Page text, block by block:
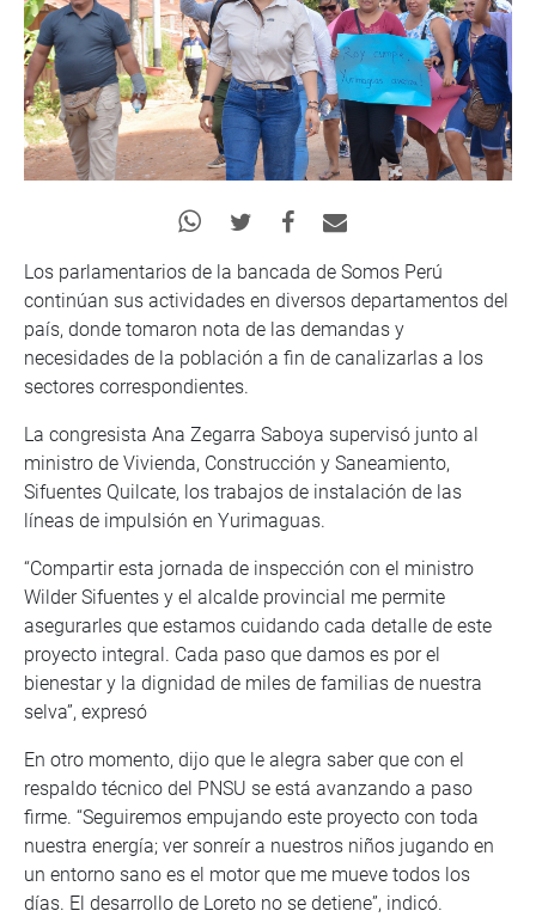
Los parlamentarios de la bancada de Somos Perú
continúan sus actividades en diversos departamentos del
país, donde tomaron nota de las demandas y
necesidades de la población a fin de canalizarlas a los
sectores correspondientes.
La congresista Ana Zegarra Saboya supervisó junto al
ministro de Vivienda, Construcción y Saneamiento,
Sifuentes Quilcate, los trabajos de instalación de las
líneas de impulsión en Yurimaguas.
“Compartir esta jornada de inspección con el ministro
Wilder Sifuentes y el alcalde provincial me permite
asegurarles que estamos cuidando cada detalle de este
proyecto integral. Cada paso que damos es por el
bienestar y la dignidad de miles de familias de nuestra
selva”, expresó
En otro momento, dijo que le alegra saber que con el
respaldo técnico del PNSU se está avanzando a paso
firme. “Seguiremos empujando este proyecto con toda
nuestra energía; ver sonreír a nuestros niños jugando en
un entorno sano es el motor que me mueve todos los
días. El desarrollo de Loreto no se detiene”, indicó.